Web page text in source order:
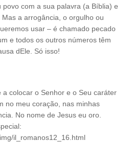
com a sua palavra (a Bíblia) e
a arrogância, o orgulho ou
usar – é chamado pecado
e todos os outros números têm
dEle. Só isso!
a colocar o Senhor e o Seu caráter
no meu coração, nas minhas
No nome de Jesus eu oro.
il_romanos12_16.html